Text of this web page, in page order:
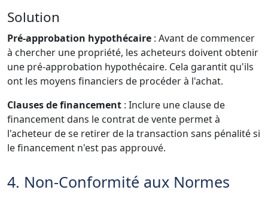
Solution
Pré-approbation hypothécaire : Avant de commencer
à chercher une propriété, les acheteurs doivent obtenir
une pré-approbation hypothécaire. Cela garantit qu'ils
ont les moyens financiers de procéder à l'achat.
Clauses de financement : Inclure une clause de
financement dans le contrat de vente permet à
l'acheteur de se retirer de la transaction sans pénalité si
le financement n'est pas approuvé.
4. Non-Conformité aux Normes